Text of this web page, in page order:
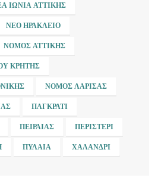
ΙΩΝΊΑ ΑΤΤΙΚΉΣ
ΝΈΟ ΗΡΆΚΛΕΙΟ
ΝΟΜΌΣ ΑΤΤΙΚΉΣ
ΚΡΉΤΗΣ
ΝΟΜΌΣ ΛΆΡΙΣΑΣ
ΠΑΓΚΡΆΤΙ
ΠΕΙΡΑΙΆΣ ΠΕΡΙΣΤΈΡΙ
ΠΥΛΑΊΑ ΧΑΛΆΝΔΡΙ